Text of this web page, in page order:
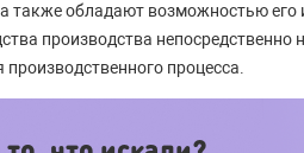
также обладают возможностью его
производства
процесса.